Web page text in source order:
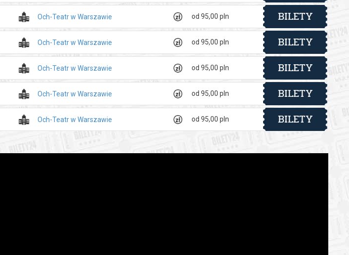
w roli tytułowej, nieznośnej Lily. Jako inspektor węszy Krzysztof Stelmaszyk.
odwołania wydarzenia, gwarantujemy automatyczny zwrot środków potwierdzony komunikatem
zakupu.
Och-Teatr w Warszawie od 95,00 pln BILETY
Och-Teatr w Warszawie od 95,00 pln BILETY
Och-Teatr w Warszawie od 95,00 pln BILETY
Och-Teatr w Warszawie od 95,00 pln BILETY
Och-Teatr w Warszawie od 95,00 pln BILETY